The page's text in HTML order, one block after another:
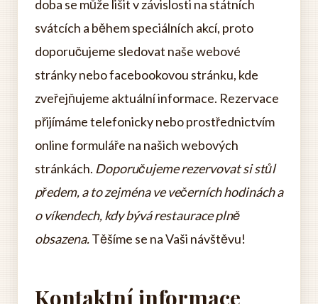
doba se může lišit v závislosti na státních
svátcích a během speciálních akcí, proto
doporučujeme sledovat naše webové
stránky nebo facebookovou stránku, kde
zveřejňujeme aktuální informace. Rezervace
přijímáme telefonicky nebo prostřednictvím
online formuláře na našich webových
stránkách. Doporučujeme rezervovat si stůl
předem, a to zejména ve večerních hodinách a
o víkendech, kdy bývá restaurace plně
obsazena.Těšíme se na Vaši návštěvu!
Kontaktní informace